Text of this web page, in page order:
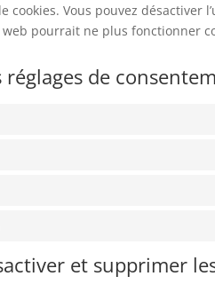
cookies. Vous pouvez désactiver
pourrait ne plus fonctionner
réglages de
et supprimer